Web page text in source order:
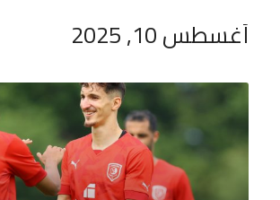
أغسطس 10, 2025